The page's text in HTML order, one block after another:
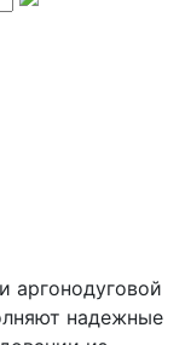
аргонодуговой
надежные